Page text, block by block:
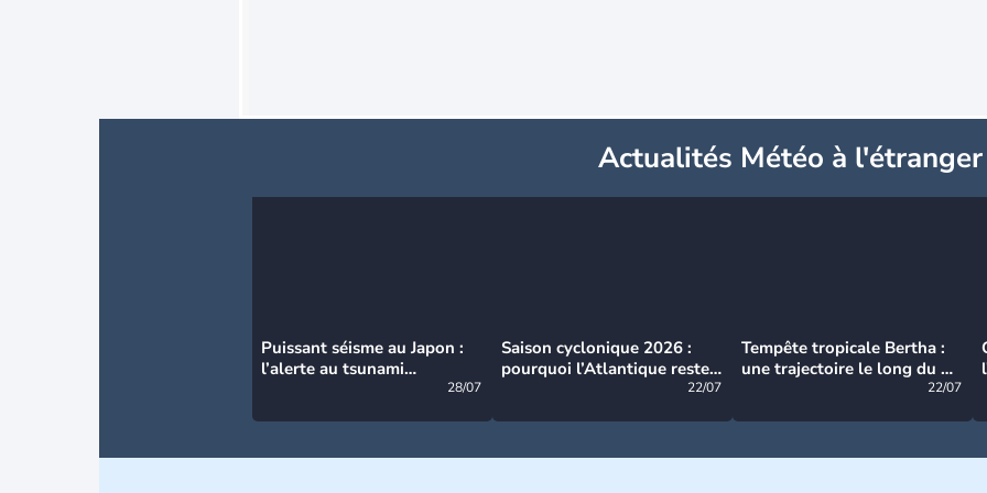
Actualités Météo à l'étranger
Puissant séisme au Japon :
l’alerte au tsunami
28/07
Saison cyclonique 2026 :
pourquoi l’Atlantique reste
22/07
Tempête tropicale Bertha :
une trajectoire le long du du
22/07